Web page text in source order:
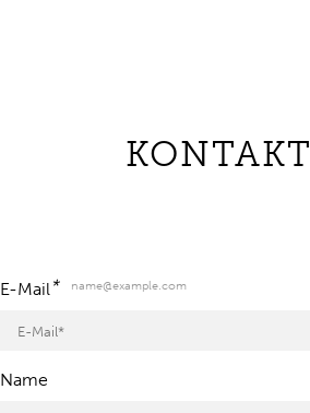
KONTAKT
E-Mail* name@example.com
Name